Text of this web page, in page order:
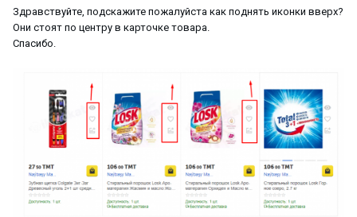
Здравствуйте, подскажите пожалуйста как поднять иконки вверх?
Они стоят по центру в карточке товара.
Спасибо.